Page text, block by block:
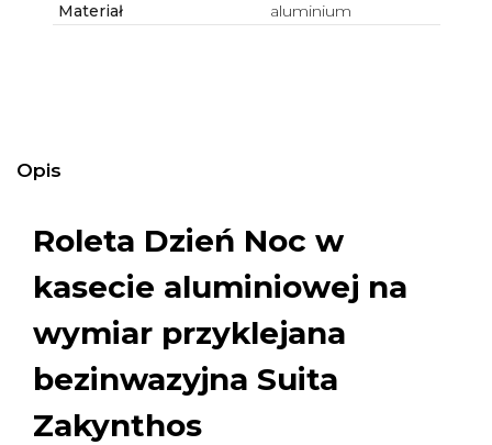
Materiał aluminium
Opis
Roleta Dzień Noc w
kasecie aluminiowej na
wymiar przyklejana
bezinwazyjna Suita
Zakynthos